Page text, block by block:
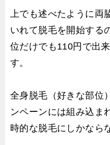
上でも述べたように両
いれて脱毛を開始する
位だけでも110円で出
す。
全身脱毛（好きな部位
ンペーンには組み込ま
時的な脱毛にしかなら